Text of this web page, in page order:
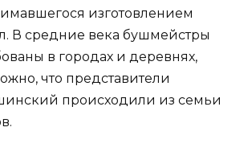
изготовлением
В средние века бушмейстры
в городах и деревнях,
что представители
происходили из семьи